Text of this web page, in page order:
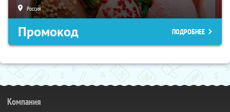
Россия
Промокод ПОДРОБНЕЕ
Компания